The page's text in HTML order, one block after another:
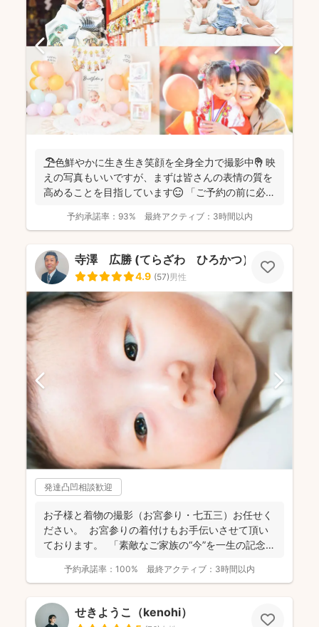
🏖️色鮮やかに生き生き笑顔を全身全力で撮影中✊ 映
えの写真もいいですが、まずは皆さんの表情の質を
高めることを目指しています😊 「ご予約の前に必ず
予約承諾率： 93% 最終アクティブ： 3時間以内
寺澤 広勝 (てらざわ ひろかつ）
4.9 (57)男性
発達凸凹相談歓迎
お子様と着物の撮影（お宮参り・七五三）お任せく
ださい。 お宮参りの着付けもお手伝いさせて頂い
ております。 「素敵なご家族の“今”を一生の記念
予約承諾率： 100% 最終アクティブ： 3時間以内
せきようこ（kenohi）